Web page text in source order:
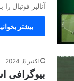
آنالیز فوتبال
بیشتر
اکتبر 8, 2024
بیوگرافی